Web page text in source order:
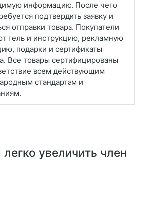
информацию. После чего
подтвердить заявку и
отправки товара. Покупатели
гель и инструкцию, рекламную
подарки и сертификаты
Все товары сертифицированы
всем действующим
стандартам и
увеличить член